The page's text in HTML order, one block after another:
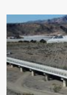
La
Asociación
Española
Contra
el
Cáncer
saldrá
al
encuentro